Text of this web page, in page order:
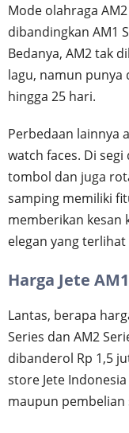
Mode olahraga
dibandingkan AM1
Bedanya, AM2 tak
lagu, namun punya
hingga 25 hari.
Perbedaan lainnya
watch faces. Di
tombol dan juga
samping memiliki
memberikan kesan
elegan yang terlihat
Harga Jete
Lantas, berapa
Series dan AM2
dibanderol Rp 1,5
store Jete
maupun pembelian